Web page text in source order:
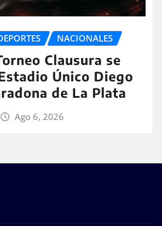
NACIONALES
Clausura se
Único Diego
de La Plata
Ago 6, 2026